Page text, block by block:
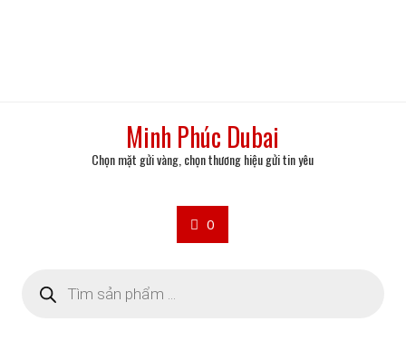
Minh Phúc Dubai
Chọn mặt gửi vàng, chọn thương hiệu gửi tin yêu
0
kiếm
sản